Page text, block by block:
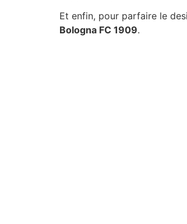
Et enfin, pour parfaire le
Bologna FC 1909.